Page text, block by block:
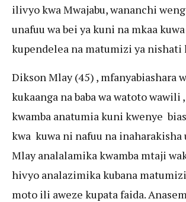
ilivyo kwa Mwajabu, wananchi
unafuu wa bei ya kuni na mkaa kuwa
kupendelea na matumizi ya nishati
Dikson Mlay (45) , mfanyabiashara
kukaanga na baba wa watoto wawili
kwamba anatumia kuni kwenye
kwa kuwa ni nafuu na inaharakisha
Mlay analalamika kwamba mtaji
hivyo analazimika kubana
moto ili aweze kupata faida.